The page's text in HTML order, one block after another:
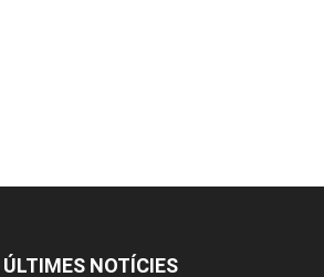
ÚLTIMES NOTÍCIES